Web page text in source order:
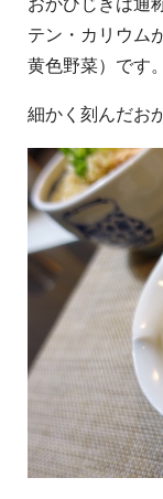
おかひじきは通
テン・カリウム
黄色野菜）です。
細かく刻んだお